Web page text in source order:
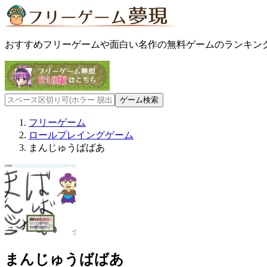
おすすめフリーゲームや面白い名作の無料ゲームのランキン
フリーゲーム
ロールプレイングゲーム
まんじゅうばばあ
まんじゅうばばあ